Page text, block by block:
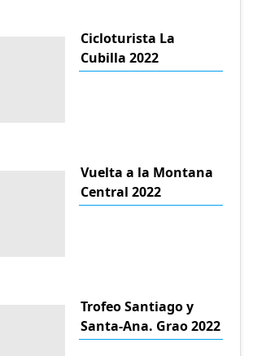
Cicloturista La
Cubilla 2022
Vuelta a la Montana
Central 2022
Trofeo Santiago y
Santa-Ana. Grao 2022